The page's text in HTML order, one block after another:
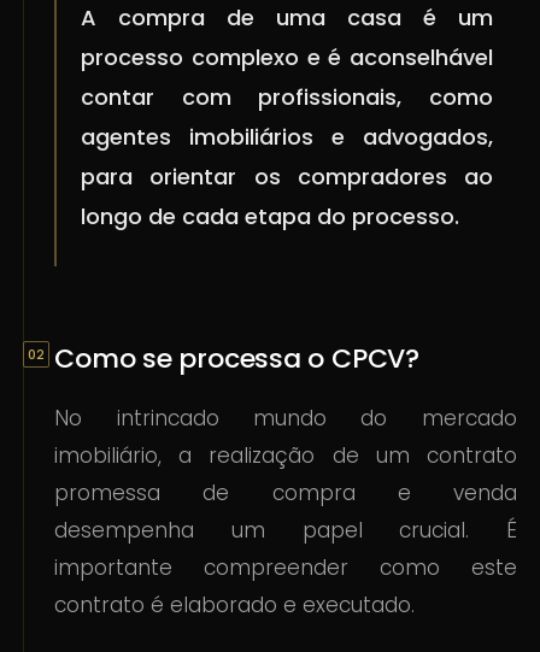
A compra de uma casa é um
processo complexo e é aconselhável
contar com profissionais, como
agentes imobiliários e advogados,
para orientar os compradores ao
longo de cada etapa do processo.
Como se processa o CPCV?
No intrincado mundo do mercado
imobiliário, a realização de um contrato
promessa de compra e venda
desempenha um papel crucial. É
importante compreender como este
contrato é elaborado e executado.